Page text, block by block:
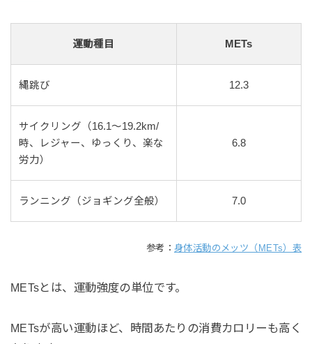
運動種目 METs
縄跳び 12.3
サイクリング（16.1～19.2km/
時、レジャー、ゆっくり、楽な
労力）
6.8
ランニング（ジョギング全般） 7.0
参考： 身体活動のメッツ（METs）表
METsとは、運動強度の単位です。
METsが高い運動ほど、時間あたりの消費カロリーも高く